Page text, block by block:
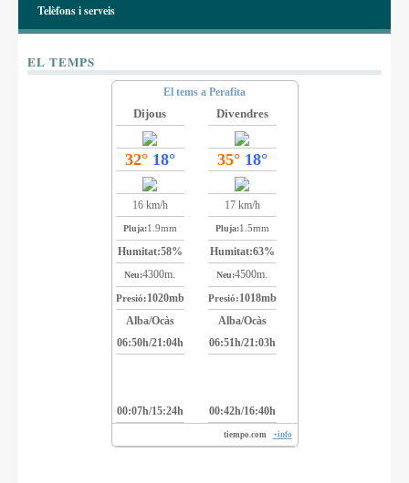
Telèfons i serveis
EL TEMPS
El tems a Perafita
Dijous
32° 18°
16 km/h
Pluja:1.9mm
Humitat:58%
Neu:4300m.
Presió:1020mb
Alba/Ocàs
06:50h/21:04h
00:07h/15:24h
Divendres
35° 18°
17 km/h
Pluja:1.5mm
Humitat:63%
Neu:4500m.
Presió:1018mb
Alba/Ocàs
06:51h/21:03h
00:42h/16:40h
tiempo.com +info